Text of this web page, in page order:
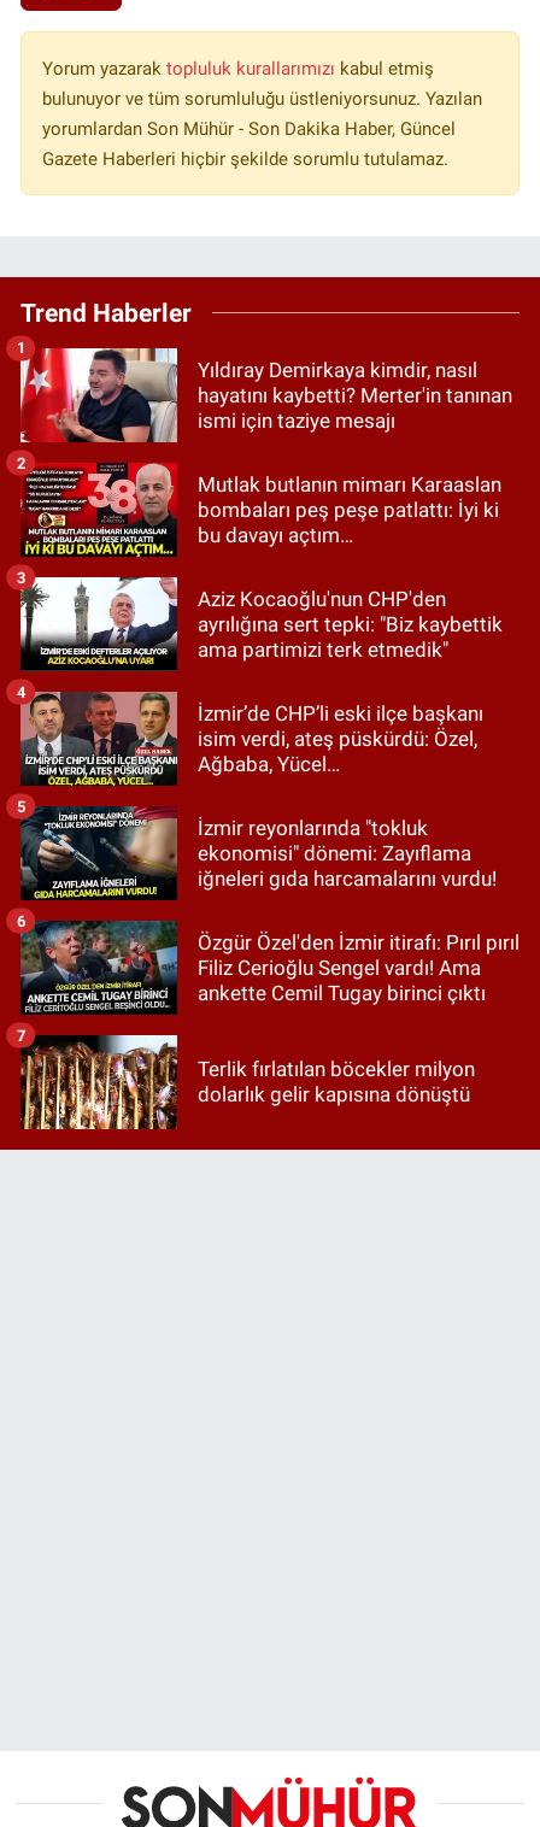
Yorum yazarak topluluk kurallarımızı kabul etmiş
bulunuyor ve tüm sorumluluğu üstleniyorsunuz. Yazılan
yorumlardan Son Mühür - Son Dakika Haber, Güncel
Gazete Haberleri hiçbir şekilde sorumlu tutulamaz.
Trend Haberler
Yıldıray Demirkaya kimdir, nasıl
hayatını kaybetti? Merter'in tanınan
ismi için taziye mesajı
1
Mutlak butlanın mimarı Karaaslan
bombaları peş peşe patlattı: İyi ki
bu davayı açtım…
2
Aziz Kocaoğlu'nun CHP'den
ayrılığına sert tepki: "Biz kaybettik
ama partimizi terk etmedik"
3
İzmir’de CHP’li eski ilçe başkanı
isim verdi, ateş püskürdü: Özel,
Ağbaba, Yücel…
4
İzmir reyonlarında "tokluk
ekonomisi" dönemi: Zayıflama
iğneleri gıda harcamalarını vurdu!
5
Özgür Özel'den İzmir itirafı: Pırıl pırıl
Filiz Cerioğlu Sengel vardı! Ama
ankette Cemil Tugay birinci çıktı
6
Terlik fırlatılan böcekler milyon
dolarlık gelir kapısına dönüştü
7